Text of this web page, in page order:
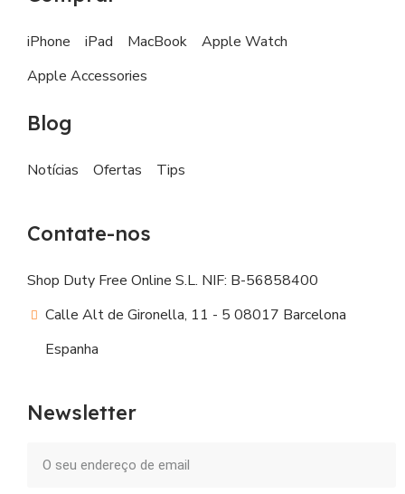
iPhone iPad MacBook
Apple Watch
Apple Accessories
Blog
Notícias Ofertas Tips
Contate-nos
Shop Duty Free Online S.L. NIF: B-56858400
Calle Alt de Gironella, 11 - 5 08017 Barcelona
Espanha
Newsletter